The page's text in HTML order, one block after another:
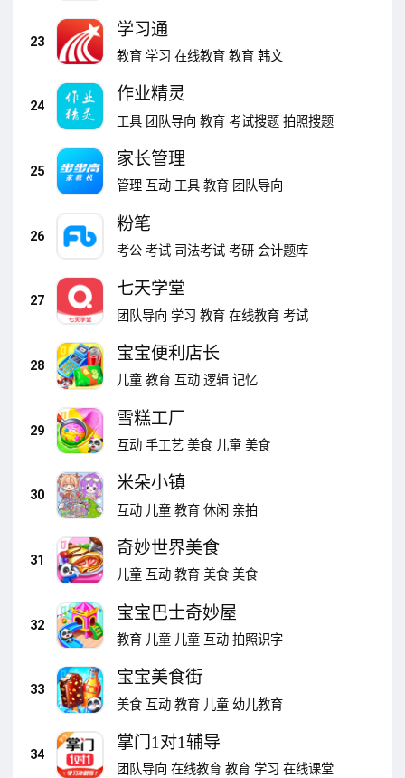
23
学习通
教育 学习 在线教育 教育 韩文
24
作业精灵
工具 团队导向 教育 考试搜题 拍照搜题
25
家长管理
管理 互动 工具 教育 团队导向
26
粉笔
考公 考试 司法考试 考研 会计题库
27
七天学堂
团队导向 学习 教育 在线教育 考试
28
宝宝便利店长
儿童 教育 互动 逻辑 记忆
29
雪糕工厂
互动 手工艺 美食 儿童 美食
30
米朵小镇
互动 儿童 教育 休闲 亲拍
31
奇妙世界美食
儿童 互动 教育 美食 美食
32
宝宝巴士奇妙屋
教育 儿童 儿童 互动 拍照识字
33
宝宝美食街
美食 互动 教育 儿童 幼儿教育
34
掌门1对1辅导
团队导向 在线教育 教育 学习 在线课堂